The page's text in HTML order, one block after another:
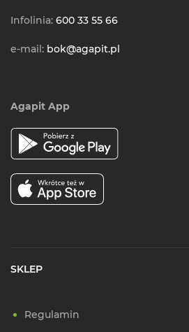
Infolinia: 600 33 55 66
e-mail: bok@agapit.pl
Agapit App
SKLEP
Regulamin